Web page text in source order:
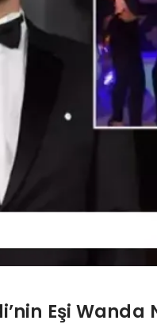
Eşi Wanda